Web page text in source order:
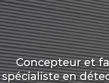
Concepteur et
spécialiste en